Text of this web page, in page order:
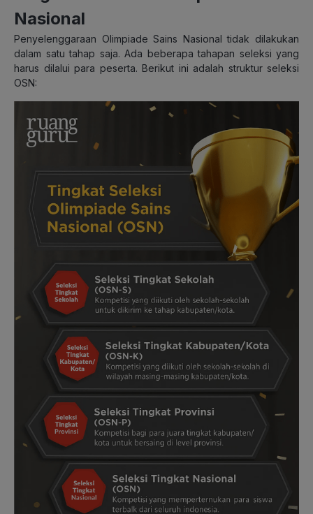
Nasional
Penyelenggaraan Olimpiade Sains Nasional tidak dilakukan
dalam satu tahap saja. Ada beberapa tahapan seleksi yang
harus dilalui para peserta. Berikut ini adalah struktur seleksi
OSN: